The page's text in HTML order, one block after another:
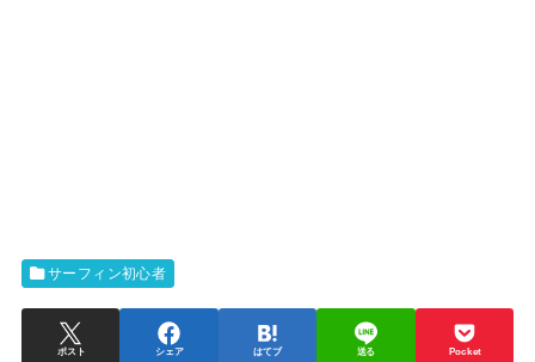
サーフィン初心者
ポスト シェア はてブ 送る Pocket